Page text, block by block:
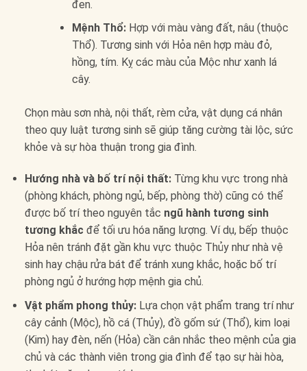
đen.
Mệnh Thổ:Hợp với màu vàng đất, nâu (thuộc
Thổ). Tương sinh với Hỏa nên hợp màu đỏ,
hồng, tím. Kỵ các màu của Mộc như xanh lá
cây.
Chọn màu sơn nhà, nội thất, rèm cửa, vật dụng cá nhân
theo quy luật tương sinh sẽ giúp tăng cường tài lộc, sức
khỏe và sự hòa thuận trong gia đình.
Hướng nhà và bố trí nội thất:Từng khu vực trong nhà
(phòng khách, phòng ngủ, bếp, phòng thờ) cũng có thể
được bố trí theo nguyên tắc ngũ hành tương sinh
tương khắc để tối ưu hóa năng lượng. Ví dụ, bếp thuộc
Hỏa nên tránh đặt gần khu vực thuộc Thủy như nhà vệ
sinh hay chậu rửa bát để tránh xung khắc, hoặc bố trí
phòng ngủ ở hướng hợp mệnh gia chủ.
Vật phẩm phong thủy:Lựa chọn vật phẩm trang trí như
cây cảnh (Mộc), hồ cá (Thủy), đồ gốm sứ (Thổ), kim loại
(Kim) hay đèn, nến (Hỏa) cần cân nhắc theo mệnh của gia
chủ và các thành viên trong gia đình để tạo sự hài hòa,